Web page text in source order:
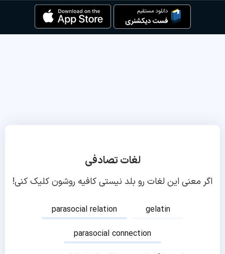
لغات تصادفی
اگر معنی این لغات رو بلد نیستی کافیه روشون کلیک کنی!
parasocial relation
gelatin
parasocial connection